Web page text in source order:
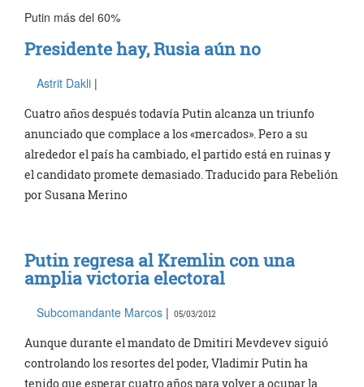
Putin más del 60%
Presidente hay, Rusia aún no
Astrit Dakli |
Cuatro años después todavía Putin alcanza un triunfo
anunciado que complace a los «mercados». Pero a su
alrededor el país ha cambiado, el partido está en ruinas y
el candidato promete demasiado. Traducido para Rebelión
por Susana Merino
Putin regresa al Kremlin con una
amplia victoria electoral
Subcomandante Marcos | 05/03/2012
Aunque durante el mandato de Dmitiri Mevdevev siguió
controlando los resortes del poder, Vladimir Putin ha
tenido que esperar cuatro años para volver a ocupar la